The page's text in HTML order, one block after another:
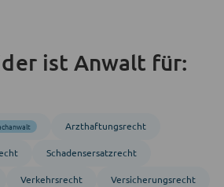
ist Anwalt für:
Arzthaftungsrecht
Schadensersatzrecht
Verkehrsrecht Versicherungsrecht